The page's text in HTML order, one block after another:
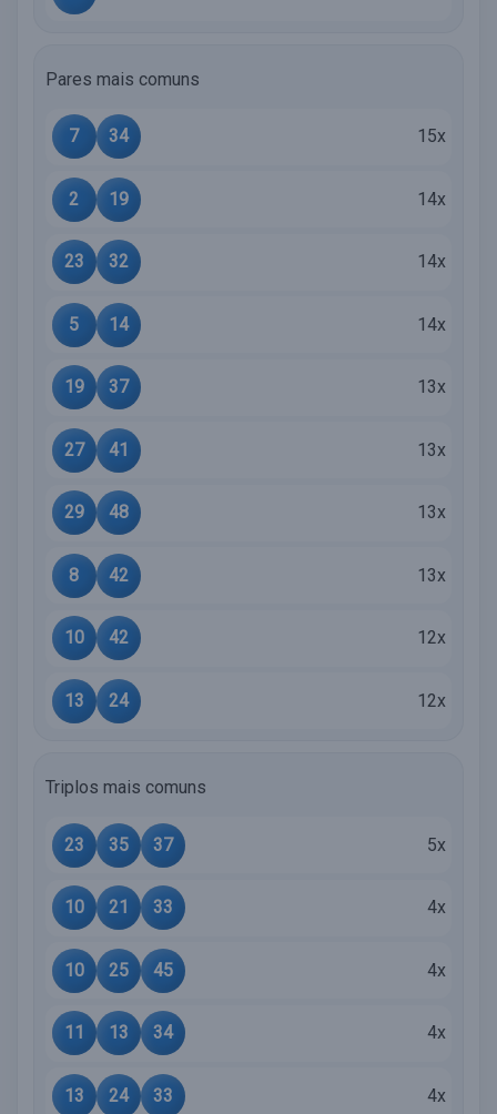
Pares mais comuns
7 34 15x
2 19 14x
23 32 14x
5 14 14x
19 37 13x
27 41 13x
29 48 13x
8 42 13x
10 42 12x
13 24 12x
Triplos mais comuns
23 35 37 5x
10 21 33 4x
10 25 45 4x
11 13 34 4x
13 24 33 4x